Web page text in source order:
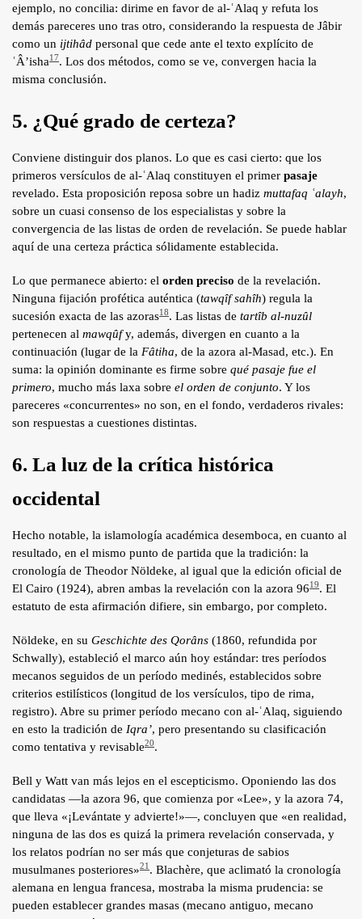
ejemplo, no concilia: dirime en favor de al-ʿAlaq y refuta los
demás pareceres uno tras otro, considerando la respuesta de Jâbir
como un ijtihâd personal que cede ante el texto explícito de
ʿÂ’isha17. Los dos métodos, como se ve, convergen hacia la
misma conclusión.
5. ¿Qué grado de certeza?
Conviene distinguir dos planos. Lo que es casi cierto: que los
primeros versículos de al-ʿAlaq constituyen el primer pasaje
revelado. Esta proposición reposa sobre un hadiz muttafaq ʿalayh,
sobre un cuasi consenso de los especialistas y sobre la
convergencia de las listas de orden de revelación. Se puede hablar
aquí de una certeza práctica sólidamente establecida.
Lo que permanece abierto: el orden preciso de la revelación.
Ninguna fijación profética auténtica (tawqîf sahîh) regula la
sucesión exacta de las azoras18. Las listas de tartîb al-nuzûl
pertenecen al mawqûfy, además, divergen en cuanto a la
continuación (lugar de la Fâtiha, de la azora al-Masad, etc.). En
suma: la opinión dominante es firme sobre qué pasaje fue el
primero, mucho más laxa sobre el orden de conjunto. Y los
pareceres «concurrentes» no son, en el fondo, verdaderos rivales:
son respuestas a cuestiones distintas.
6. La luz de la crítica histórica
occidental
Hecho notable, la islamología académica desemboca, en cuanto al
resultado, en el mismo punto de partida que la tradición: la
cronología de Theodor Nöldeke, al igual que la edición oficial de
El Cairo (1924), abren ambas la revelación con la azora 9619. El
estatuto de esta afirmación difiere, sin embargo, por completo.
Nöldeke, en su Geschichte des Qorâns (1860, refundida por
Schwally), estableció el marco aún hoy estándar: tres períodos
mecanos seguidos de un período medinés, establecidos sobre
criterios estilísticos (longitud de los versículos, tipo de rima,
registro). Abre su primer período mecano con al-ʿAlaq, siguiendo
en esto la tradición de Iqra’, pero presentando su clasificación
como tentativa y revisable20.
Bell y Watt van más lejos en el escepticismo. Oponiendo las dos
candidatas —la azora 96, que comienza por «Lee», y la azora 74,
que lleva «¡Levántate y advierte!»—, concluyen que «en realidad,
ninguna de las dos es quizá la primera revelación conservada, y
los relatos podrían no ser más que conjeturas de sabios
musulmanes posteriores»21 . Blachère, que aclimató la cronología
alemana en lengua francesa, mostraba la misma prudencia: se
pueden establecer grandes masas (mecano antiguo, mecano